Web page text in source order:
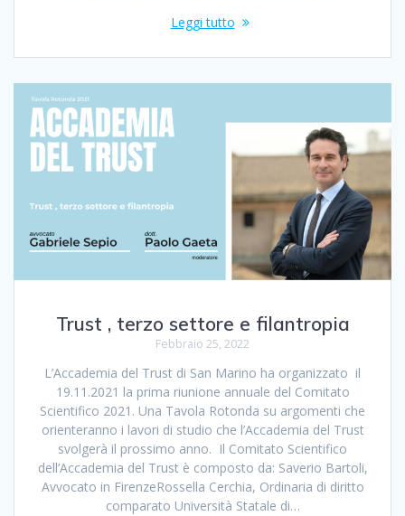
Leggi tutto
Trust , terzo settore e filantropia
Febbraio 25, 2022
L’Accademia del Trust di San Marino ha organizzato il
19.11.2021 la prima riunione annuale del Comitato
Scientifico 2021. Una Tavola Rotonda su argomenti che
orienteranno i lavori di studio che l’Accademia del Trust
svolgerà il prossimo anno. Il Comitato Scientifico
dell’Accademia del Trust è composto da: Saverio Bartoli,
Avvocato in FirenzeRossella Cerchia, Ordinaria di diritto
comparato Università Statale di…